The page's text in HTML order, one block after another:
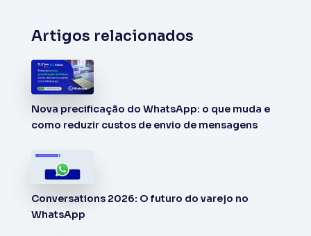
Artigos relacionados
Nova precificação do WhatsApp: o que muda e
como reduzir custos de envio de mensagens
Conversations 2026: O futuro do varejo no
WhatsApp